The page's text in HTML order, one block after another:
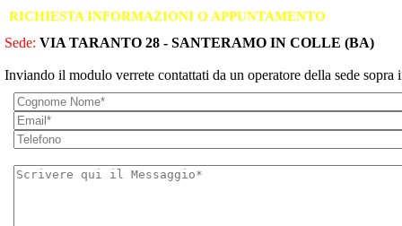
RICHIESTA INFORMAZIONI O APPUNTAMENTO
Sede: VIA TARANTO 28 - SANTERAMO IN COLLE (BA)
Inviando il modulo verrete contattati da un operatore della sede sopra